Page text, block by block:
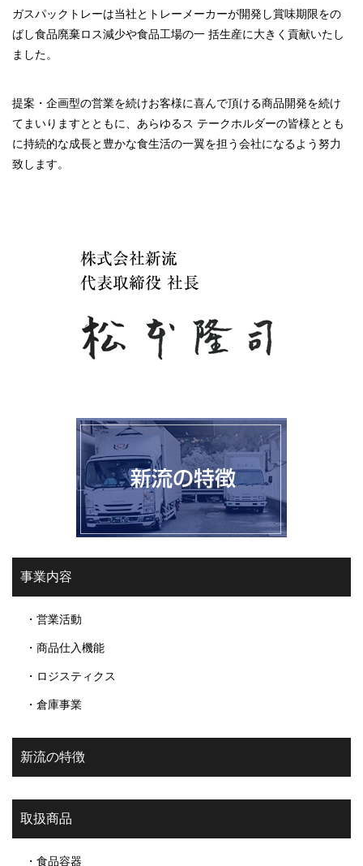
ガスパックトレーは当社とトレーメーカーが開発し賞味期限をの
ばし食品廃棄ロス減少や食品工場の一 括生産に大きく貢献いたし
ました。
提案・企画型の営業を続けお客様に喜んで頂ける商品開発を続け
てまいりますとともに、あらゆるス テークホルダーの皆様ととも
に持続的な成長と豊かな食生活の一翼を担う会社になるよう努力
致します。
事業内容
・営業活動
・商品仕入機能
・ロジスティクス
・倉庫事業
新流の特徴
取扱商品
・食品容器